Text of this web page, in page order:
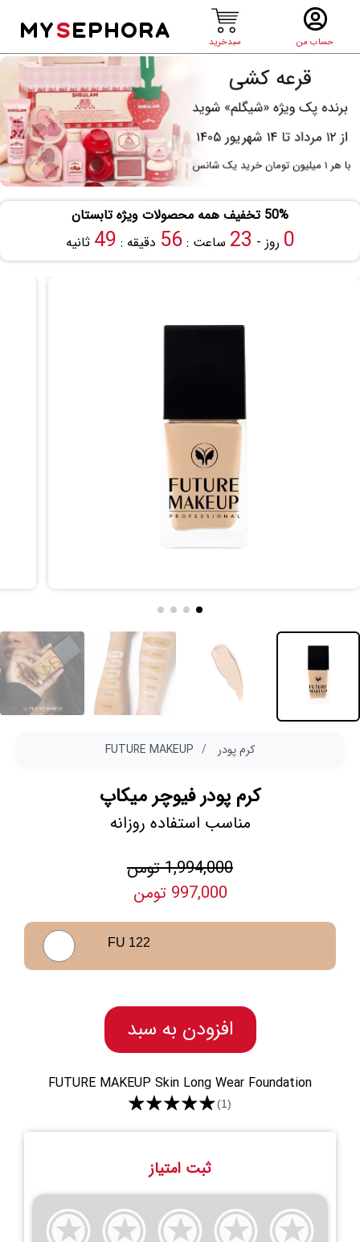
حساب من سبدخرید
MYSEPHORA
50% تخفیف همه محصولات ویژه تابستان
0 روز - 23 ساعت :56 دقیقه : 48 ثانیه
کرم پودر FUTURE MAKEUP
کرم پودر فیوچر میکاپ
مناسب استفاده روزانه
1,994,000 تومن
997,000 تومن
FU 122
افزودن به سبد
FUTURE MAKEUP Skin Long Wear Foundation
★★★★★(1)
ثبت امتیاز